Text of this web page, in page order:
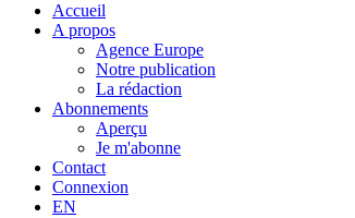
Accueil
A propos
Agence Europe
Notre publication
La rédaction
Abonnements
Aperçu
Je m'abonne
Contact
Connexion
EN